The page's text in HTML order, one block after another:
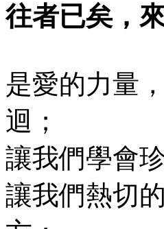
往者已矣，
是愛的力量
迴；
讓我們學會
讓我們熱切